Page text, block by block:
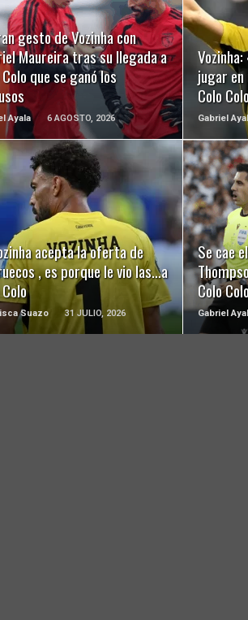
gesto de Vozinha con
Maureira tras su llegada a
que se ganó los
Ayala 6 AGOSTO, 2026
LEER MÁS
jugar
Colo
Gabriel
acepta la oferta de
, es porque le vio las…a
Suazo 31 JULIO, 2026
LEER MÁS
Se cae
Colo
Gabriel